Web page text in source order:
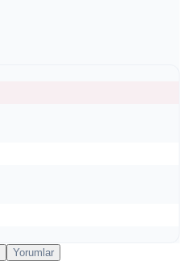
Yorumlar